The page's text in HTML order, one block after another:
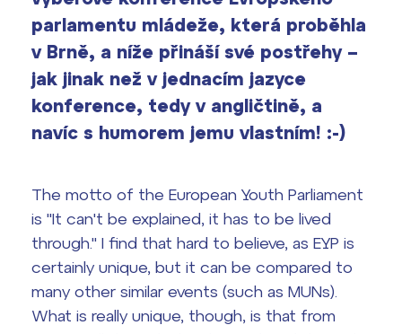
Výsledky 1. kola přijímacího řízení
2026/2027
Maturitní zkoušky
Europass
Zahraniční stipendia
ČAG studentský
Maturitní témata
Bakaláři
parlamentu mládeže, která proběhla
v Brně, a níže přináší své postřehy –
jak jinak než v jednacím jazyce
konference, tedy v angličtině, a
navíc s humorem jemu vlastním! :-)
The motto of the European Youth Parliament
is "It can't be explained, it has to be lived
through." I find that hard to believe, as EYP is
certainly unique, but it can be compared to
many other similar events (such as MUNs).
What is really unique, though, is that from